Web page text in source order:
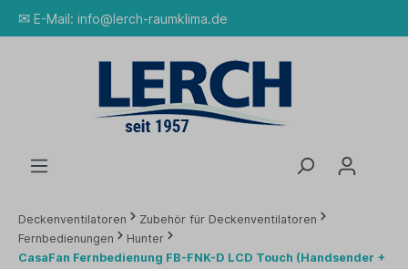
✉ E-Mail: info@lerch-raumklima.de
Deckenventilatoren
Zubehör für Deckenventilatoren
Fernbedienungen
Hunter
CasaFan Fernbedienung FB-FNK-D LCD Touch (Handsender +